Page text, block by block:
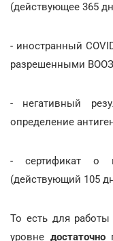
(действующее 365
- иностранный
разрешенными
- негативный
определение
- сертификат о
(действующий 105
То есть для
уровне достаточно